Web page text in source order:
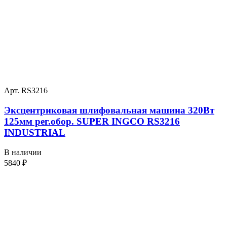
Арт. RS3216
Эксцентриковая шлифовальная машина 320Вт
125мм рег.обор. SUPER INGCO RS3216
INDUSTRIAL
В наличии
5840 ₽